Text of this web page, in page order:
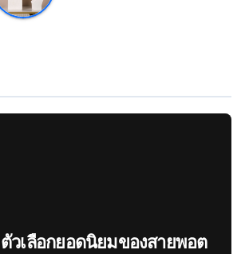
วเลือกยอดนิยมของสายพอต